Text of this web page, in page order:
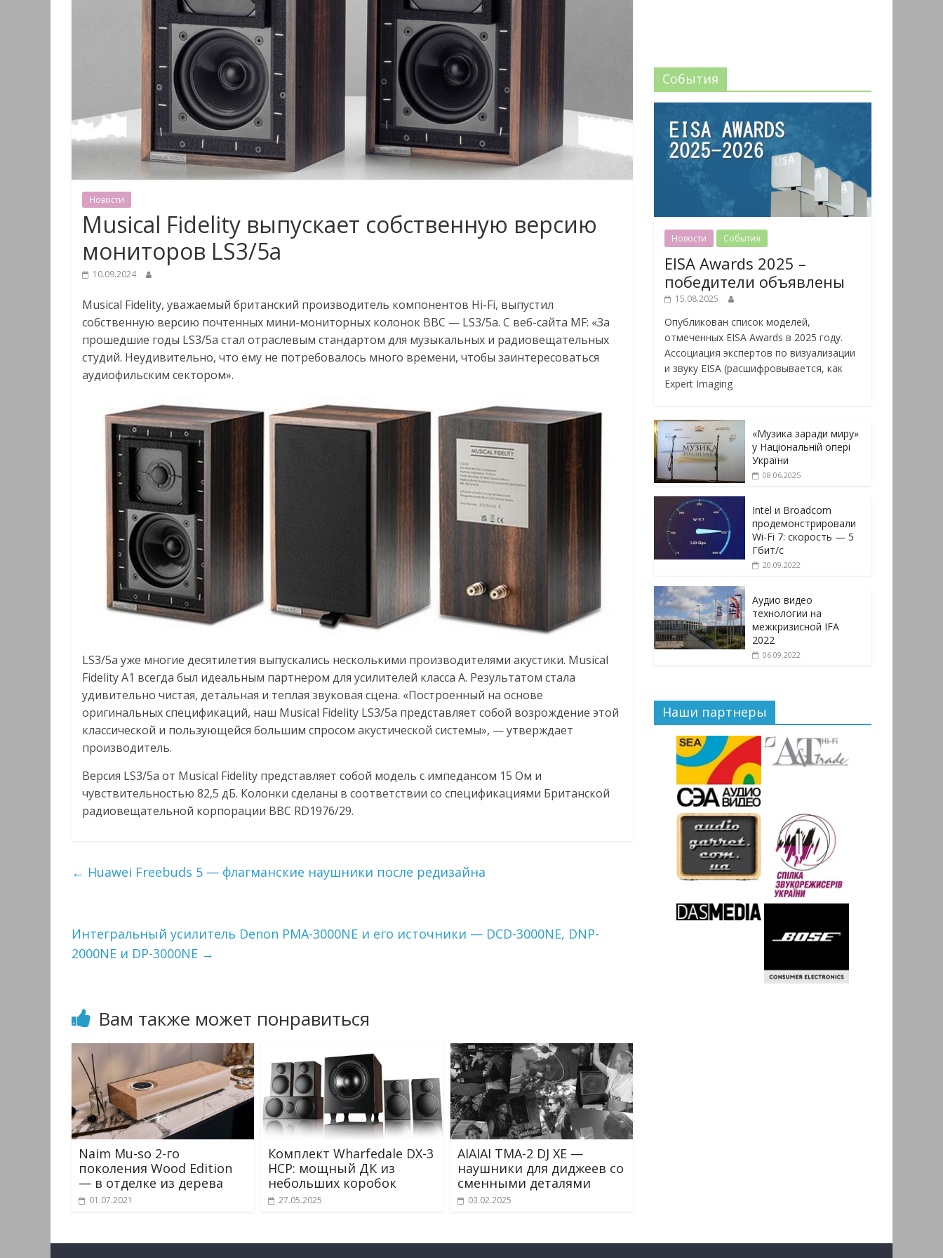
Новости
Musical Fidelity выпускает собственную версию
мониторов LS3/5a
10.09.2024
Musical Fidelity, уважаемый британский производитель компонентов Hi-Fi, выпустил
собственную версию почтенных мини-мониторных колонок BBC — LS3/5a. С веб-сайта MF: «За
прошедшие годы LS3/5a стал отраслевым стандартом для музыкальных и радиовещательных
студий. Неудивительно, что ему не потребовалось много времени, чтобы заинтересоваться
аудиофильским сектором».
LS3/5a уже многие десятилетия выпускались несколькими производителями акустики. Musical
Fidelity A1 всегда был идеальным партнером для усилителей класса А. Результатом стала
удивительно чистая, детальная и теплая звуковая сцена. «Построенный на основе
оригинальных спецификаций, наш Musical Fidelity LS3/5a представляет собой возрождение этой
классической и пользующейся большим спросом акустической системы», — утверждает
производитель.
Версия LS3/5a от Musical Fidelity представляет собой модель с импедансом 15 Ом и
чувствительностью 82,5 дБ. Колонки сделаны в соответствии со спецификациями Британской
радиовещательной корпорации BBC RD1976/29.
← Huawei Freebuds 5 — флагманские наушники после редизайна
Интегральный усилитель Denon PMA-3000NE и его источники — DCD-3000NE, DNP-
2000NE и DP-3000NE →
Вам также может понравиться
Naim Mu-so 2-го
поколения Wood Edition
— в отделке из дерева
01.07.2021
Комплект Wharfedale DX-3
HCP: мощный ДК из
небольших коробок
27.05.2025
AIAIAI TMA-2 DJ XE —
наушники для диджеев со
сменными деталями
03.02.2025
События
Новости События
EISA Awards 2025 –
победители объявлены
15.08.2025
Опубликован список моделей,
отмеченных EISA Awards в 2025 году.
Ассоциация экспертов по визуализации
и звуку EISA (расшифровывается, как
Expert Imaging
«Музика заради миру»
у Національній опері
України
08.06.2025
Intel и Broadcom
продемонстрировали
Wi-Fi 7: скорость — 5
Гбит/с
20.09.2022
Аудио видео
технологии на
межкризисной IFA
2022
06.09.2022
Наши партнеры